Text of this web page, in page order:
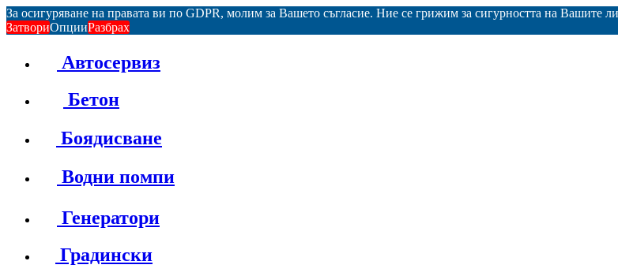
За осигуряване на правата ви по GDPR, молим за Вашето съгласие. Ние се грижим за сигурността на Вашите
ЗатвориОпцииРазбрах
Автосервиз
Бетон
Боядисване
Водни помпи
Генератори
Градински